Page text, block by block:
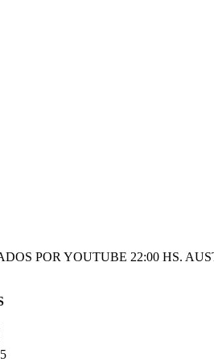
POR YOUTUBE 22:00 HS.